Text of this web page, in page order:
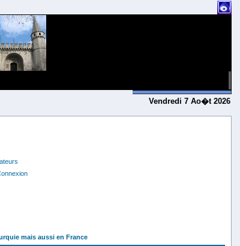
Vendredi 7 Ao�t 2026
mais aussi en France